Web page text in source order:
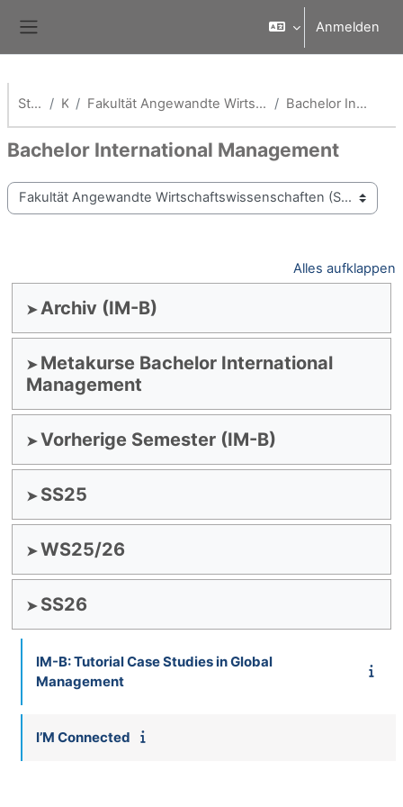
Anmelden
Startseite Kurse Fakultät Angewandte Wirtschaftswissenschaften (School of Management) Bachelor International Management
Bachelor International Management
Kursbereiche
Alles aufklappen
Archiv (IM-B)
Metakurse Bachelor International
Management
Vorherige Semester (IM-B)
SS25
WS25/26
SS26
IM-B: Tutorial Case Studies in Global
Management
I’M Connected